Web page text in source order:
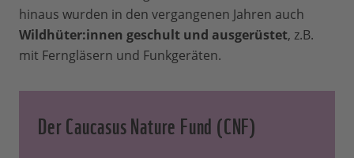
hinaus wurden in den vergangenen Jahren auch
Wildhüter:innen geschult und ausgerüstet, z.B.
mit Ferngläsern und Funkgeräten.
Der Caucasus Nature Fund (CNF)